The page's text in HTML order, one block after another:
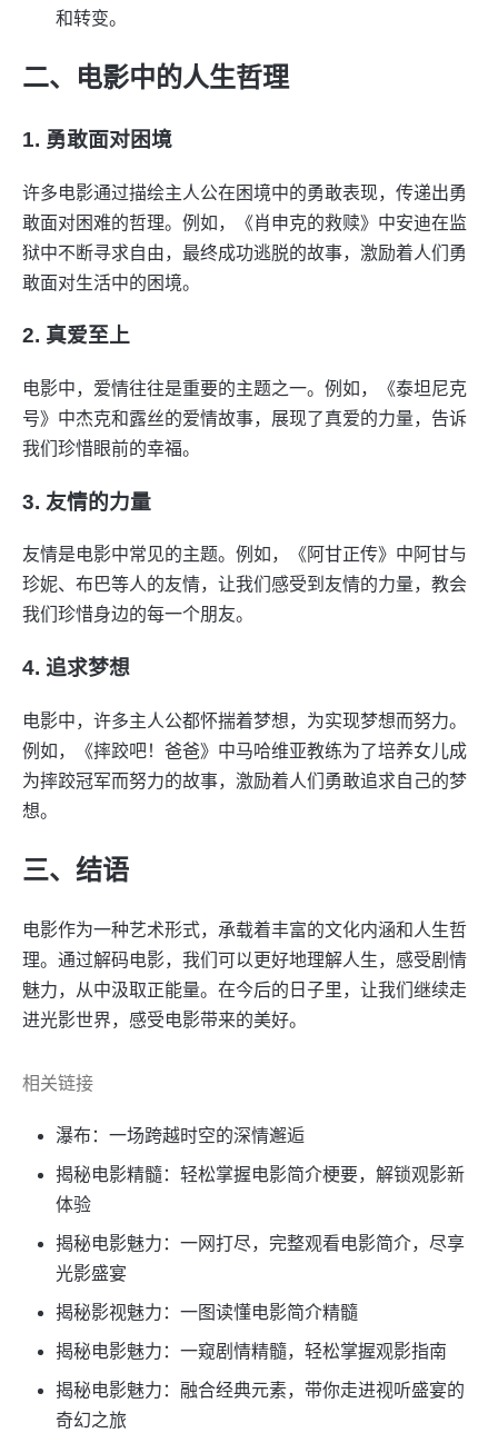
和转变。
二、电影中的人生哲理
1. 勇敢面对困境
许多电影通过描绘主人公在困境中的勇敢表现，传递出勇
敢面对困难的哲理。例如，《肖申克的救赎》中安迪在监
狱中不断寻求自由，最终成功逃脱的故事，激励着人们勇
敢面对生活中的困境。
2. 真爱至上
电影中，爱情往往是重要的主题之一。例如，《泰坦尼克
号》中杰克和露丝的爱情故事，展现了真爱的力量，告诉
我们珍惜眼前的幸福。
3. 友情的力量
友情是电影中常见的主题。例如，《阿甘正传》中阿甘与
珍妮、布巴等人的友情，让我们感受到友情的力量，教会
我们珍惜身边的每一个朋友。
4. 追求梦想
电影中，许多主人公都怀揣着梦想，为实现梦想而努力。
例如，《摔跤吧！爸爸》中马哈维亚教练为了培养女儿成
为摔跤冠军而努力的故事，激励着人们勇敢追求自己的梦
想。
三、结语
电影作为一种艺术形式，承载着丰富的文化内涵和人生哲
理。通过解码电影，我们可以更好地理解人生，感受剧情
魅力，从中汲取正能量。在今后的日子里，让我们继续走
进光影世界，感受电影带来的美好。
相关链接
瀑布：一场跨越时空的深情邂逅
揭秘电影精髓：轻松掌握电影简介梗要，解锁观影新
体验
揭秘电影魅力：一网打尽，完整观看电影简介，尽享
光影盛宴
揭秘影视魅力：一图读懂电影简介精髓
揭秘电影魅力：一窥剧情精髓，轻松掌握观影指南
揭秘电影魅力：融合经典元素，带你走进视听盛宴的
奇幻之旅